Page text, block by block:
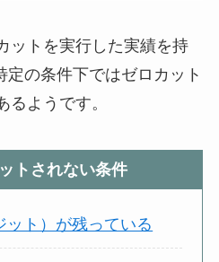
ットを実行した実績を持
の条件下ではゼロカット
るようです。
トされない条件
ット）が残っている